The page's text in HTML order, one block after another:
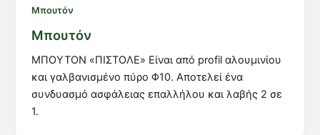
Μπουτόν
Μπουτόν
ΜΠΟΥΤΟΝ «ΠΙΣΤΟΛΕ» Είναι από profil αλουμινίου
και γαλβανισμένο πύρο Φ10. Αποτελεί ένα
συνδυασμό ασφάλειας επαλλήλου και λαβής 2 σε
1.